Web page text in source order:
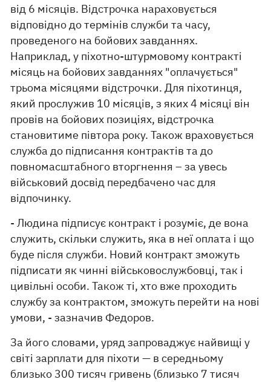
від 6 місяців. Відстрочка нараховується
відповідно до термінів служби та часу,
проведеного на бойових завданнях.
Наприклад, у піхотно-штурмовому контракті
місяць на бойових завданнях "оплачується"
трьома місяцями відстрочки. Для піхотинця,
який прослужив 10 місяців, з яких 4 місяці він
провів на бойових позиціях, відстрочка
становитиме півтора року. Також враховується
служба до підписання контрактів та до
повномасштабного вторгнення – за увесь
військовий досвід передбачено час для
відпочинку.
- Людина підписує контракт і розуміє, де вона
служить, скільки служить, яка в неї оплата і що
буде після служби. Новий контракт зможуть
підписати як чинні військовослужбовці, так і
цивільні особи. Також ті, хто вже проходить
службу за контрактом, зможуть перейти на нові
умови, - зазначив Федоров.
За його словами, уряд запроваджує найвищі у
світі зарплати для піхоти — в середньому
близько 300 тисяч гривень (близько 7 тисяч